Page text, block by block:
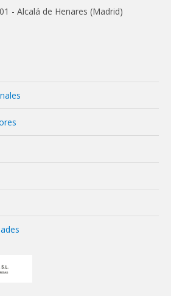
- Alcalá de Henares (Madrid)